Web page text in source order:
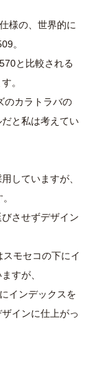
様の、世界的に
。
と比較される
。
のカラトラバの
と私は考えてい
していますが、
させずデザイン
モセコの下にイ
すが、
インデックスを
インに仕上がっ